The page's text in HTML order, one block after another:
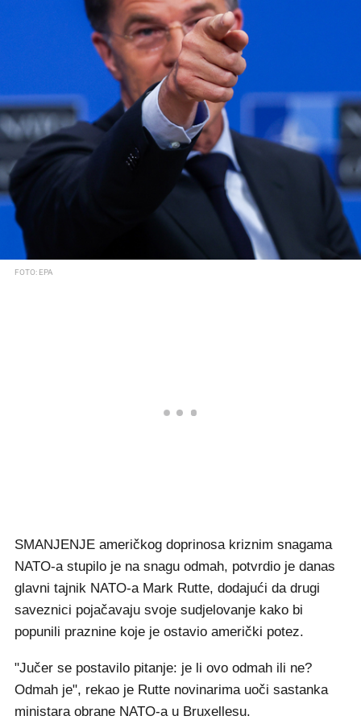
FOTO: EPA
SMANJENJE američkog doprinosa kriznim snagama
NATO-a stupilo je na snagu odmah, potvrdio je danas
glavni tajnik NATO-a Mark Rutte, dodajući da drugi
saveznici pojačavaju svoje sudjelovanje kako bi
popunili praznine koje je ostavio američki potez.
"Jučer se postavilo pitanje: je li ovo odmah ili ne?
Odmah je", rekao je Rutte novinarima uoči sastanka
ministara obrane NATO-a u Bruxellesu.